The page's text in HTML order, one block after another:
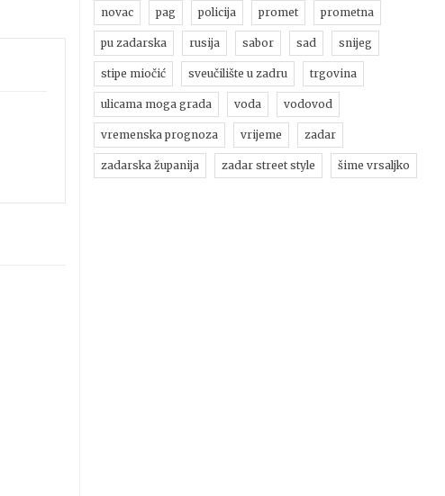
novac pag policija promet prometna
pu zadarska rusija sabor sad snijeg
stipe miočić sveučilište u zadru trgovina
ulicama moga grada voda vodovod
vremenska prognoza vrijeme zadar
zadarska županija zadar street style šime vrsaljko